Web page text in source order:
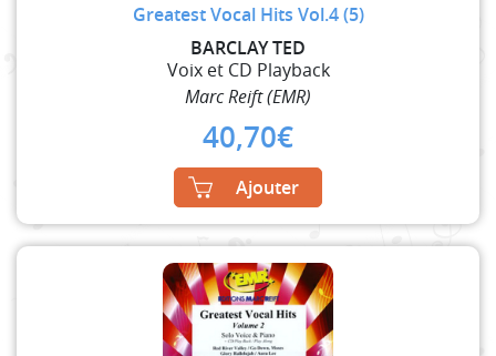
Greatest Vocal Hits Vol.4 (5)
BARCLAY TED
Voix et CD Playback
Marc Reift (EMR)
40,70€
Ajouter